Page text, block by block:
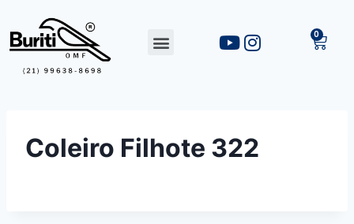
Coleiro Filhote 322